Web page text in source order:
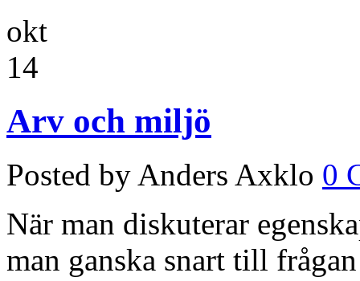
okt
14
Arv och miljö
Posted by Anders Axklo 0
När man diskuterar
man ganska snart till